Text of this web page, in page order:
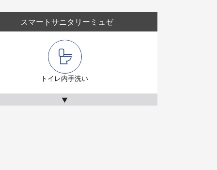
スマートサニタリーミュゼ
トイレ内手洗い